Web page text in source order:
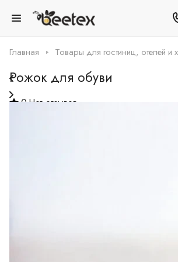
Главная Товары для гостиниц, отелей и
Рожок для обуви
0Нет отзывов